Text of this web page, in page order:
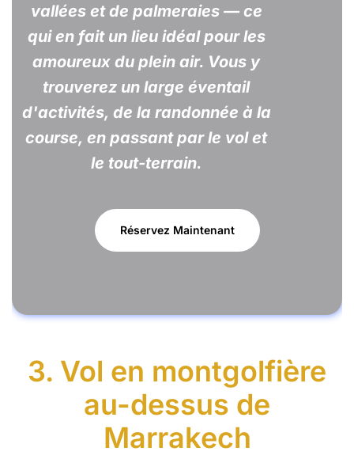
vallées et de palmeraies — ce
qui en fait un lieu idéal pour les
amoureux du plein air. Vous y
trouverez un large éventail
d'activités, de la randonnée à la
course, en passant par le vol et
le tout-terrain.
Réservez Maintenant
3. Vol en montgolfière
au-dessus de
Marrakech